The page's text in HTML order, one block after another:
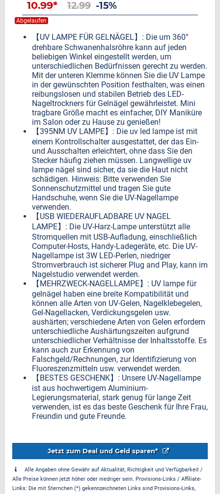
10.99* 12.99 -15%
Abgelaufen
【UV LAMPE FÜR GELNÄGEL】: Die um 360°
drehbare Schwanenhalsröhre kann auf jeden
beliebigen Winkel eingestellt werden, um
unterschiedlichen Bedürfnissen gerecht zu werden.
Mit der unteren Klemme können Sie die UV Lampe
in der gewünschten Position festhalten, was einen
reibungslosen und stabilen Betrieb des LED-
Nageltrockners für Gelnägel gewährleistet. Mini
tragbare Größe macht es einfacher, DIY Maniküre
im Salon oder zu Hause zu genießen!
【395NM UV LAMPE】: Die uv led lampe ist mit
einem Kontrollschalter ausgestattet, der das Ein-
und Ausschalten erleichtert, ohne dass Sie den
Stecker häufig ziehen müssen. Langwellige uv
lampe nägel sind sicher, da sie die Haut nicht
schädigen. Hinweis: Bitte verwenden Sie
Sonnenschutzmittel und tragen Sie gute
Handschuhe, wenn Sie die UV-Nagellampe
verwenden.
【USB WIEDERAUFLADBARE UV NAGEL
LAMPE】: Die UV-Harz-Lampe unterstützt alle
Stromquellen mit USB-Aufladung, einschließlich
Computer-Hosts, Handy-Ladegeräte, etc. Die UV-
Nagellampe ist 3W LED-Perlen, niedriger
Stromverbrauch ist sicherer Plug and Play, kann im
Nagelstudio verwendet werden.
【MEHRZWECK-NAGELLAMPE】: UV lampe für
gelnägel haben eine breite Kompatibilität und
können alle Arten von UV-Gelen, Nagelklebegelen,
Gel-Nagellacken, Verdickungsgelen usw.
aushärten; verschiedene Arten von Gelen erfordern
unterschiedliche Aushärtungszeiten aufgrund
unterschiedlicher Verhältnisse der Inhaltsstoffe. Es
kann auch zur Erkennung von
Falschgeld/Rechnungen, zur Identifizierung von
Fluoreszenzmitteln usw. verwendet werden.
【BESTES GESCHENK】: Unsere UV-Nagellampe
ist aus hochwertigem Aluminium-
Legierungsmaterial, stark genug für lange Zeit
verwenden, ist es das beste Geschenk für Ihre Frau,
Freundin und gute Freunde.
Jetzt zum Deal und Geld sparen*
Alle Angaben ohne Gewähr auf Aktualität, Richtigkeit und Verfügbarkeit /
Alle Preise können jetzt höher oder niedriger sein. Provisions-Links / Affiliate-
Links: Die mit Sternchen (*) gekennzeichneten Links sind Provisions-Links,